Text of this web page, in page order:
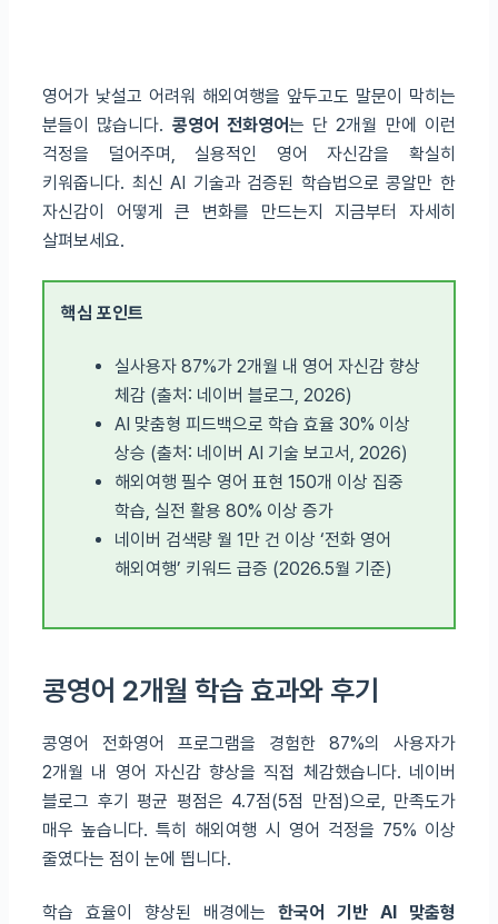
영어가 낯설고 어려워 해외여행을 앞두고도 말문이 막히는
분들이 많습니다. 콩영어 전화영어는 단 2개월 만에 이런
걱정을 덜어주며, 실용적인 영어 자신감을 확실히
키워줍니다. 최신 AI 기술과 검증된 학습법으로 콩알만 한
자신감이 어떻게 큰 변화를 만드는지 지금부터 자세히
살펴보세요.
핵심 포인트
실사용자 87%가 2개월 내 영어 자신감 향상
체감 (출처: 네이버 블로그, 2026)
AI 맞춤형 피드백으로 학습 효율 30% 이상
상승 (출처: 네이버 AI 기술 보고서, 2026)
해외여행 필수 영어 표현 150개 이상 집중
학습, 실전 활용 80% 이상 증가
네이버 검색량 월 1만 건 이상 ‘전화 영어
해외여행’ 키워드 급증 (2026.5월 기준)
콩영어 2개월 학습 효과와 후기
콩영어 전화영어 프로그램을 경험한 87%의 사용자가
2개월 내 영어 자신감 향상을 직접 체감했습니다. 네이버
블로그 후기 평균 평점은 4.7점(5점 만점)으로, 만족도가
매우 높습니다. 특히 해외여행 시 영어 걱정을 75% 이상
줄였다는 점이 눈에 띕니다.
학습 효율이 향상된 배경에는 한국어 기반 AI 맞춤형